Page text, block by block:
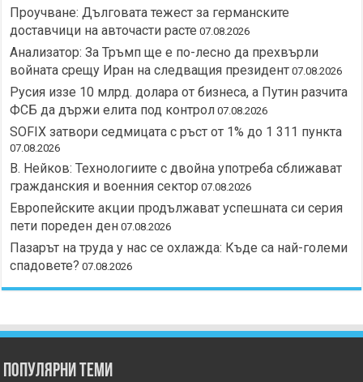
Проучване: Дълговата тежест за германските
доставчици на авточасти расте 07.08.2026
Анализатор: За Тръмп ще е по-лесно да прехвърли
войната срещу Иран на следващия президент 07.08.2026
Русия иззе 10 млрд. долара от бизнеса, а Путин разчита
ФСБ да държи елита под контрол 07.08.2026
SOFIX затвори седмицата с ръст от 1% до 1 311 пункта
07.08.2026
В. Нейков: Технологиите с двойна употреба сближават
гражданския и военния сектор 07.08.2026
Европейските акции продължават успешната си серия
пети пореден ден 07.08.2026
Пазарът на труда у нас се охлажда: Къде са най-големи
спадовете? 07.08.2026
Популярни теми